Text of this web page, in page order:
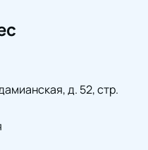
д. 52, стр.